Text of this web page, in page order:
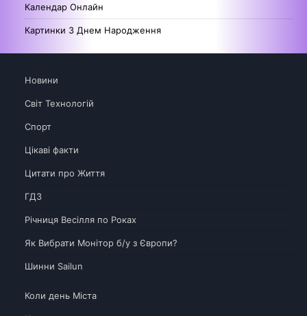
Календар Онлайн
Картинки З Днем Народження
Новини
Світ Технологій
Спорт
Цікаві факти
Цитати про Життя
ГДЗ
Річниця Весілля по Роках
Як Вибрати Монітор б/у з Європи?
Шинни Sailun
Коли день Міста